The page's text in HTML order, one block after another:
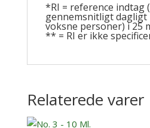
*RI = reference indtag
gennemsnitligt
voksne personer) i 25
** = RI er ikke
Relaterede varer